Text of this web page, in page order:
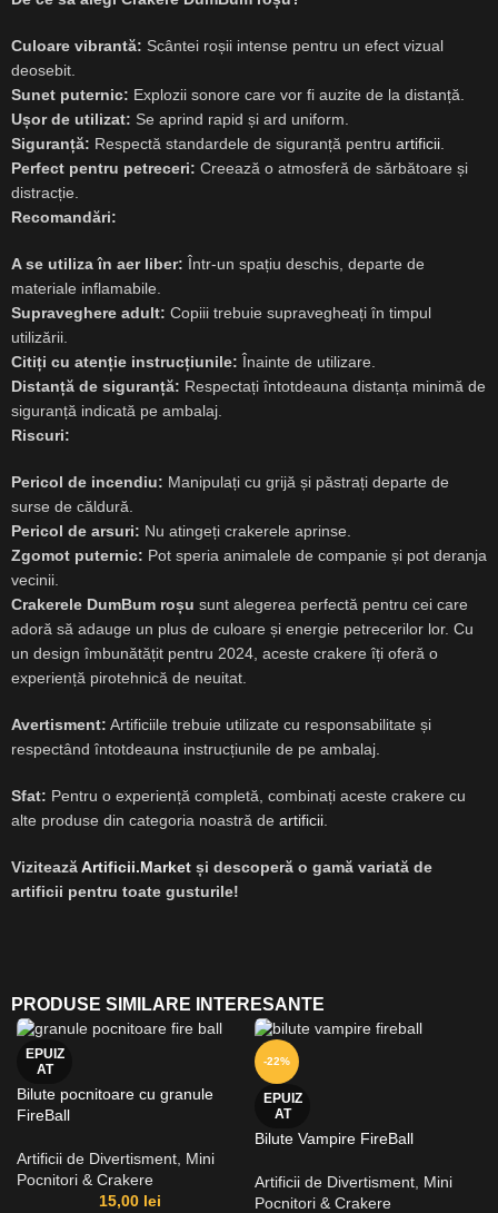
Culoare vibrantă: Scântei roșii intense pentru un efect vizual
deosebit.
Sunet puternic: Explozii sonore care vor fi auzite de la distanță.
Ușor de utilizat: Se aprind rapid și ard uniform.
Siguranță: Respectă standardele de siguranță pentru artificii
Perfect pentru petreceri: Creează o atmosferă de sărbătoare și
distracție.
Recomandări:
A se utiliza în aer liber: Într-un spațiu deschis, departe de
materiale inflamabile.
Supraveghere adult: Copiii trebuie supravegheați în timpul
utilizării.
Citiți cu atenție instrucțiunile: Înainte de utilizare.
Distanță de siguranță: Respectați întotdeauna distanța minimă de
siguranță indicată pe ambalaj.
Riscuri:
Pericol de incendiu: Manipulați cu grijă și păstrați departe de
surse de căldură.
Pericol de arsuri: Nu atingeți crakerele aprinse.
Zgomot puternic: Pot speria animalele de companie și pot deranja
vecinii.
Crakerele DumBum roșu sunt alegerea perfectă pentru cei care
adoră să adauge un plus de culoare și energie petrecerilor lor. Cu
un design îmbunătățit pentru 2024, aceste crakere îți oferă o
experiență pirotehnică de neuitat.
Avertisment: Artificiile trebuie utilizate cu responsabilitate și
respectând întotdeauna instrucțiunile de pe ambalaj
Sfat: Pentru o experiență completă, combinați aceste crakere cu
alte produse din categoria noastră de artificii
ViziteazăArtificii.Market și descoperă o gamă variată de
artificii pentru toate gusturile!
PRODUSE SIMILARE INTERESANTE
EPUIZ
AT
Bilute pocnitoare cu granule
FireBall
Artificii de Divertisment Mini
Pocnitori & Crakere
15,00 lei
-22%
EPUIZ
AT
Bilute Vampire FireBall
Artificii de Divertisment Mini
Pocnitori & Crakere